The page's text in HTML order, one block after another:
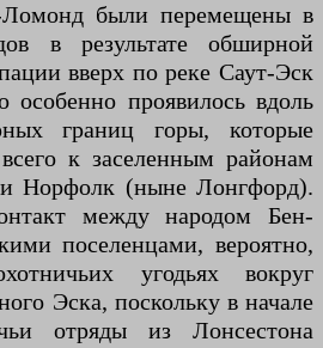
были перемещены в
в результате обширной
вверх по реке Саут-Эск
проявилось вдоль
границ горы, которые
к заселенным районам
Норфолк (ныне Лонгфорд).
между народом Бен-
поселенцами, вероятно,
угодьях вокруг
Эска, поскольку в начале
отряды из Лонсестона